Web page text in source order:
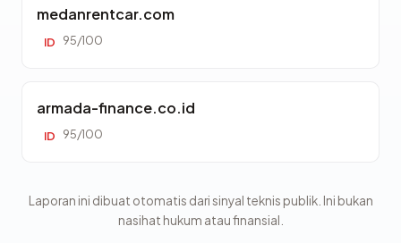
medanrentcar.com
ID 95/100
armada-finance.co.id
ID 95/100
Laporan ini dibuat otomatis dari sinyal teknis publik. Ini bukan
nasihat hukum atau finansial.